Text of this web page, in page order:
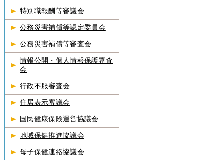
特別職報酬等審議会
公務災害補償等認定委員会
公務災害補償等審査会
情報公開・個人情報保護審査
会
行政不服審査会
住居表示審議会
国民健康保険運営協議会
地域保健推進協議会
母子保健連絡協議会